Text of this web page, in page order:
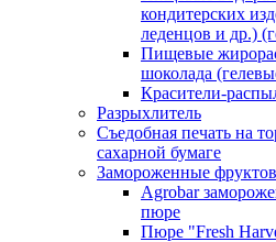
кондитерских
леденцов и др.)
Пищевые
шоколада
Красители-
Разрыхлитель
Съедобная печать на
сахарной бумаге
Замороженные
Agrobar
пюре
Пюре "Fresh